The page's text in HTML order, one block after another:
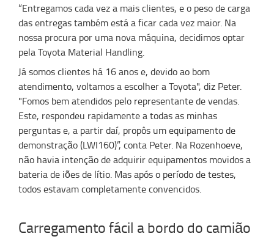
“Entregamos cada vez a mais clientes, e o peso de carga
das entregas também está a ficar cada vez maior. Na
nossa procura por uma nova máquina, decidimos optar
pela Toyota Material Handling.
Já somos clientes há 16 anos e, devido ao bom
atendimento, voltamos a escolher a Toyota", diz Peter.
"Fomos bem atendidos pelo representante de vendas.
Este, respondeu rapidamente a todas as minhas
perguntas e, a partir daí, propôs um equipamento de
demonstração (LWI160)”, conta Peter. Na Rozenhoeve,
não havia intenção de adquirir equipamentos movidos a
bateria de iões de lítio. Mas após o período de testes,
todos estavam completamente convencidos.
Carregamento fácil a bordo do camião